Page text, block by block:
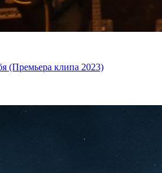
(Премьера клипа 2023)